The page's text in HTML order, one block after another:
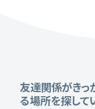
LITALICO教育ソ
友達関係がきっ
る場所を探して